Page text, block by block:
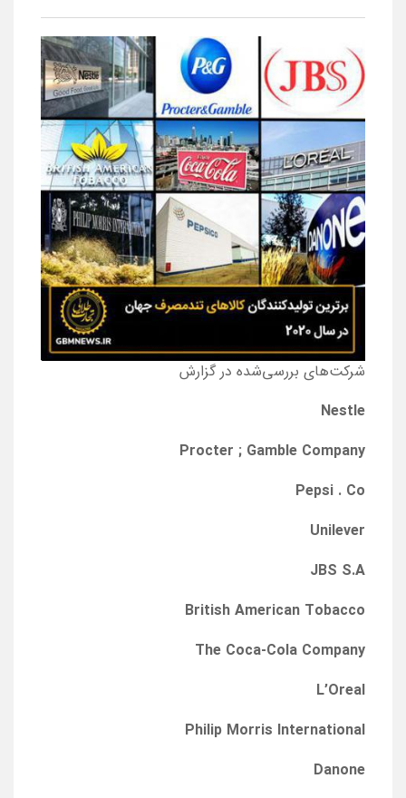
شرکت‌های بررسی‌شده در گزارش
Nestle
Procter ; Gamble Company
Pepsi . Co
Unilever
JBS S.A
British American Tobacco
The Coca-Cola Company
L’Oreal
Philip Morris International
Danone